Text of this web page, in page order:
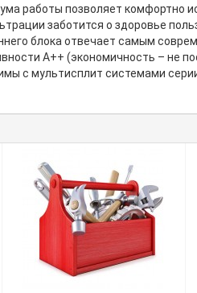
работы позволяет комфортно
заботится о здоровье
блока отвечает самым
А++ (экономичность – не
с мультисплит системами